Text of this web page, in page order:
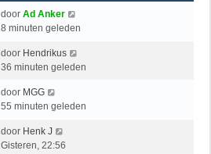
door Ad Anker
8 minuten geleden
door Hendrikus
36 minuten geleden
door MGG
55 minuten geleden
door Henk J
Gisteren, 22:56